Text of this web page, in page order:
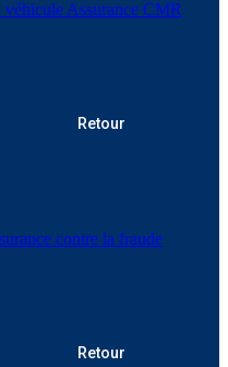
véhicule Assurance CMR
Retour
contre la fraude
Retour